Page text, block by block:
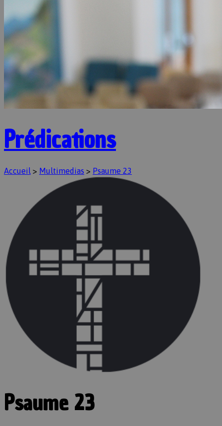
Prédications
Accueil > Multimedias > Psaume 23
Psaume 23